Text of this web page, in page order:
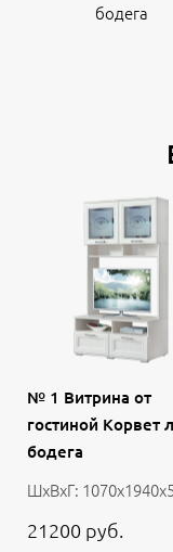
бодега
№ 1 Витрина от
гостиной Корвет
бодега
ШхВхГ:
21200 руб.